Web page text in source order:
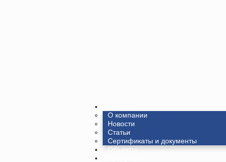
О компании
Новости
Статьи
Сертификаты и документы
Объекты